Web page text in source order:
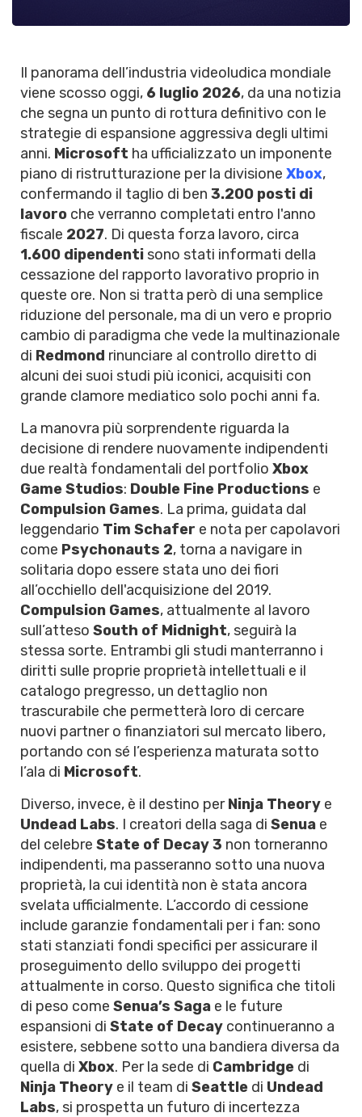
Il panorama dell’industria videoludica mondiale
viene scosso oggi, 6 luglio 2026, da una notizia
che segna un punto di rottura definitivo con le
strategie di espansione aggressiva degli ultimi
anni. Microsoft ha ufficializzato un imponente
piano di ristrutturazione per la divisione Xbox,
confermando il taglio di ben 3.200 posti di
lavoro che verranno completati entro l'anno
fiscale 2027. Di questa forza lavoro, circa
1.600 dipendenti sono stati informati della
cessazione del rapporto lavorativo proprio in
queste ore. Non si tratta però di una semplice
riduzione del personale, ma di un vero e proprio
cambio di paradigma che vede la multinazionale
di Redmond rinunciare al controllo diretto di
alcuni dei suoi studi più iconici, acquisiti con
grande clamore mediatico solo pochi anni fa.
La manovra più sorprendente riguarda la
decisione di rendere nuovamente indipendenti
due realtà fondamentali del portfolio Xbox
Game Studios: Double Fine Productions e
Compulsion Games. La prima, guidata dal
leggendario Tim Schafer e nota per capolavori
come Psychonauts 2, torna a navigare in
solitaria dopo essere stata uno dei fiori
all’occhiello dell'acquisizione del 2019.
Compulsion Games, attualmente al lavoro
sull’atteso South of Midnight, seguirà la
stessa sorte. Entrambi gli studi manterranno i
diritti sulle proprie proprietà intellettuali e il
catalogo pregresso, un dettaglio non
trascurabile che permetterà loro di cercare
nuovi partner o finanziatori sul mercato libero,
portando con sé l’esperienza maturata sotto
l’ala di Microsoft.
Diverso, invece, è il destino perNinja Theory e
Undead Labs. I creatori della saga di Senua e
del celebre State of Decay 3 non torneranno
indipendenti, ma passeranno sotto una nuova
proprietà, la cui identità non è stata ancora
svelata ufficialmente. L’accordo di cessione
include garanzie fondamentali per i fan: sono
stati stanziati fondi specifici per assicurare il
proseguimento dello sviluppo dei progetti
attualmente in corso. Questo significa che titoli
di peso come Senua’s Saga e le future
espansioni di State of Decay continueranno a
esistere, sebbene sotto una bandiera diversa da
quella di Xbox. Per la sede di Cambridge di
Ninja Theory e il team di Seattle di Undead
Labs, si prospetta un futuro di incertezza